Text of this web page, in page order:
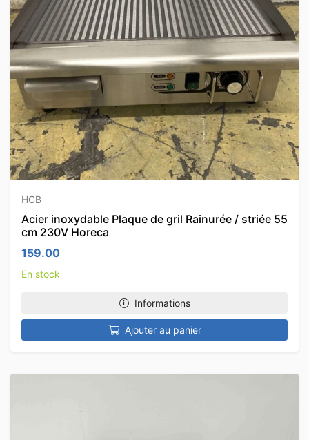
HCB
Acier inoxydable Plaque de gril Rainurée / striée 55
cm 230V Horeca
159.00
En stock
Informations
Ajouter au panier